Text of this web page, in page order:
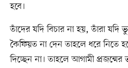
হবে।
তাঁদের যদি বিচার না হয়, তাঁরা যদি
কৈফিয়ত না দেন তাহলে ধরে নিতে
দিচ্ছেন না। তাহলে আগামী